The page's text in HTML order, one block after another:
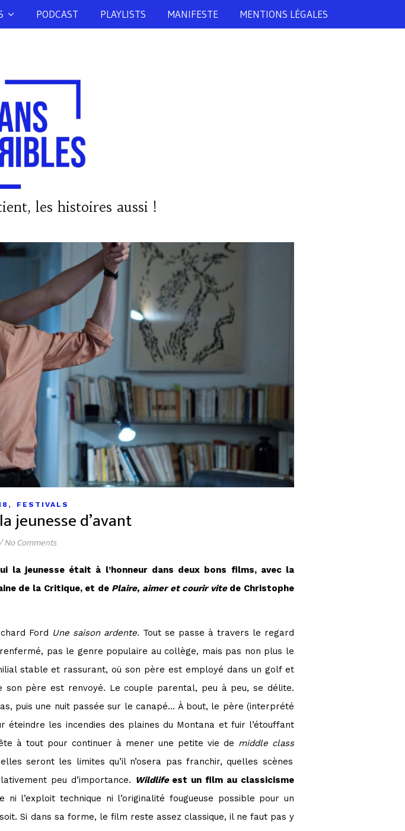
PODCAST PLAYLISTS MANIFESTE MENTIONS LÉGALES
les histoires aussi !
, FESTIVALS
jeunesse d’avant
No Comments
la jeunesse était à l’honneur dans deux bons films, avec la
de la Critique, et de Plaire, aimer et courir vitede Christophe
Ford Une saison ardente. Tout se passe à travers le regard
pas le genre populaire au collège, mais pas non plus le
stable et rassurant, où son père est employé dans un golf et
père est renvoyé. Le couple parental, peu à peu, se délite.
puis une nuit passée sur le canapé… À bout, le père (interprété
éteindre les incendies des plaines du Montana et fuir l’étouffant
à tout pour continuer à mener une petite vie de middle class
seront les limites qu’il n’osera pas franchir, quelles scènes
peu d’importance. Wildlifeest un film au classicisme
l’exploit technique ni l’originalité fougueuse possible pour un
Si dans sa forme, le film reste assez classique, il ne faut pas y